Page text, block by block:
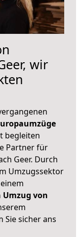
wir
begleiten
Partner für
Geer. Durch
Umzugssektor
von
Sie sicher ans